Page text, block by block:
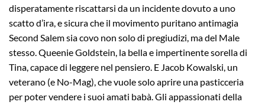
disperatamente riscattarsi da un incidente dovuto a uno
scatto d’ira, e sicura che il movimento puritano antimagia
Second Salem sia covo non solo di pregiudizi, ma del Male
stesso. Queenie Goldstein, la bella e impertinente sorella di
Tina, capace di leggere nel pensiero. E Jacob Kowalski, un
veterano (e No-Mag), che vuole solo aprire una pasticceria
per poter vendere i suoi amati babà. Gli appassionati della